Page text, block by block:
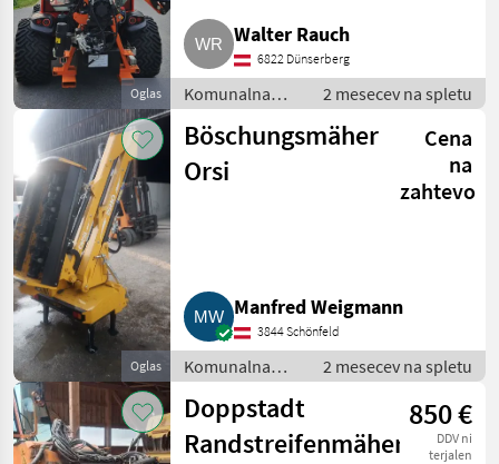
Oglas
Walter Rauch
6822 Dünserberg
Komunalna
oprema /
Kosilnica za
brežine
2 mesecev na spletu
Oglas
Böschungsmäher
Orsi
Cena
na
zahtevo
Manfred Weigmann
3844 Schönfeld
Komunalna
oprema /
Kosilnica za
brežine
2 mesecev na spletu
Doppstadt
Randstreifenmäher
850 €
DDV ni
terjalen